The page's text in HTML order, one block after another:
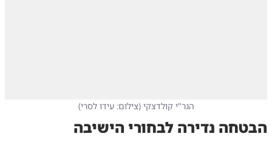
הגר"י קולדצקי (צילום: עידו לסרי)
הבטחה נדירה לבחורי הישיבה